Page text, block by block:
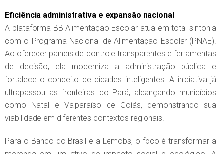
Eficiência administrativa e expansão nacional
A plataforma BB Alimentação Escolar atua em total sintonia
com o Programa Nacional de Alimentação Escolar (PNAE).
Ao oferecer painéis de controle transparentes e ferramentas
de decisão, ela moderniza a administração pública e
fortalece o conceito de cidades inteligentes. A iniciativa já
ultrapassou as fronteiras do Pará, alcançando municípios
como Natal e Valparaíso de Goiás, demonstrando sua
viabilidade em diferentes contextos regionais.
Para o Banco do Brasil e a Lemobs, o foco é transformar a